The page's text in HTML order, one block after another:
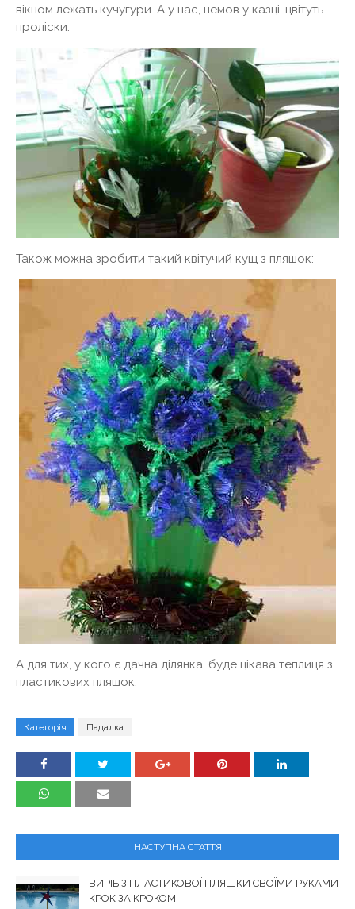
вікном лежать кучугури. А у нас, немов у казці, цвітуть
проліски.
Також можна зробити такий квітучий кущ з пляшок:
А для тих, у кого є дачна ділянка, буде цікава теплиця з
пластикових пляшок.
Категорія Падалка
НАСТУПНА СТАТТЯ
ВИРІБ З ПЛАСТИКОВОЇ ПЛЯШКИ СВОЇМИ РУКАМИ
КРОК ЗА КРОКОМ